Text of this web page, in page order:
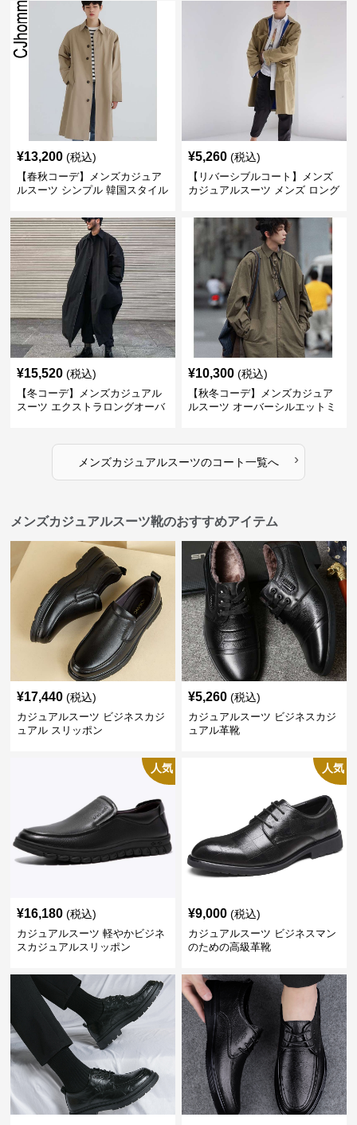
¥13,200 (税込)
【春秋コーデ】メンズカジュア
ルスーツ シンプル 韓国スタイル
¥5,260 (税込)
【リバーシブルコート】メンズ
カジュアルスーツ メンズ ロング
ート
¥15,520 (税込)
【冬コーデ】メンズカジュアル
スーツ エクストラロングオーバ
¥10,300 (税込)
【秋冬コーデ】メンズカジュア
ルスーツ オーバーシルエットミ
メンズカジュアルスーツのコート一覧へ ›
メンズカジュアルスーツ靴のおすすめアイテム
¥17,440 (税込)
カジュアルスーツ ビジネスカジ
ュアル スリッポン
¥5,260 (税込)
カジュアルスーツ ビジネスカジ
ュアル革靴
人気
¥16,180 (税込)
カジュアルスーツ 軽やかビジネ
スカジュアルスリッポン
人気
¥9,000 (税込)
カジュアルスーツ ビジネスマン
のための高級革靴